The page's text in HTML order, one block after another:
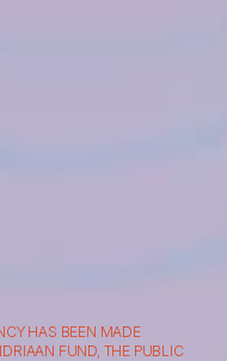
HAS BEEN MADE
FUND, THE PUBLIC